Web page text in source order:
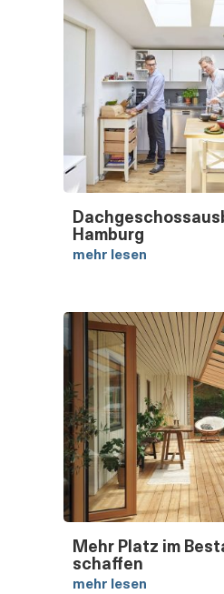
Hamburg
mehr lesen
Mehr Platz im
schaffen
mehr lesen